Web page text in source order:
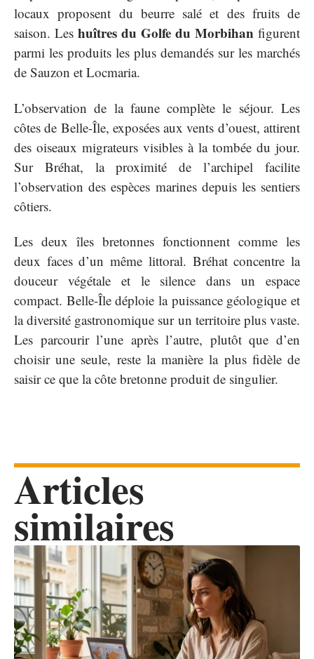
locaux proposent du beurre salé et des fruits de
saison. Les huîtres du Golfe du Morbihan figurent
parmi les produits les plus demandés sur les marchés
de Sauzon et Locmaria.
L’observation de la faune complète le séjour. Les
côtes de Belle-Île, exposées aux vents d’ouest, attirent
des oiseaux migrateurs visibles à la tombée du jour.
Sur Bréhat, la proximité de l’archipel facilite
l’observation des espèces marines depuis les sentiers
côtiers.
Les deux îles bretonnes fonctionnent comme les
deux faces d’un même littoral. Bréhat concentre la
douceur végétale et le silence dans un espace
compact. Belle-Île déploie la puissance géologique et
la diversité gastronomique sur un territoire plus vaste.
Les parcourir l’une après l’autre, plutôt que d’en
choisir une seule, reste la manière la plus fidèle de
saisir ce que la côte bretonne produit de singulier.
Articles
similaires